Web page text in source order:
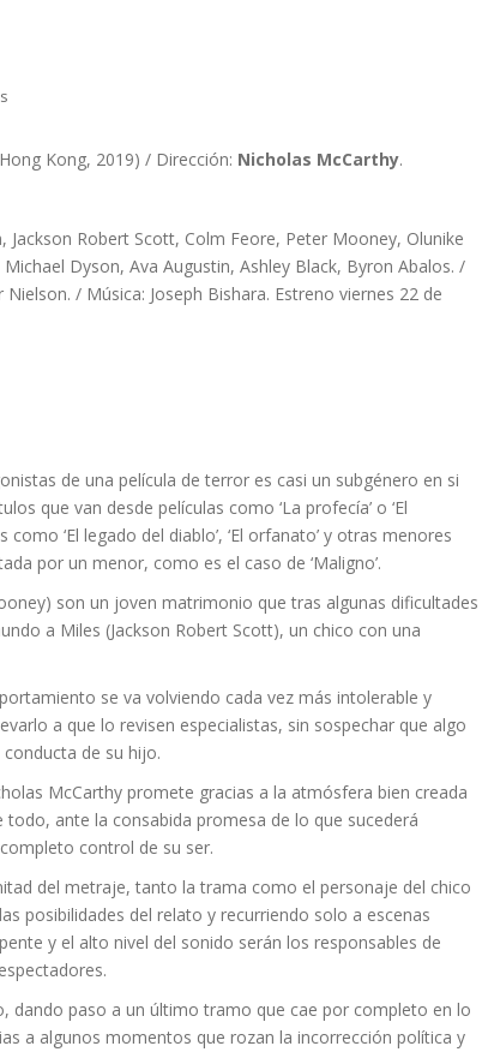
Kong, 2019) / Dirección: Nicholas McCarthy.
Jackson Robert Scott, Colm Feore, Peter Mooney, Olunike
Dyson, Ava Augustin, Ashley Black, Byron Abalos. /
/ Música: Joseph Bishara. Estreno viernes 22 de
de una película de terror es casi un subgénero en si
que van desde películas como ‘La profecía’ o ‘El
‘El legado del diablo’, ‘El orfanato’ y otras menores
por un menor, como es el caso de ‘Maligno’.
son un joven matrimonio que tras algunas dificultades
a Miles (Jackson Robert Scott), un chico con una
se va volviendo cada vez más intolerable y
a que lo revisen especialistas, sin sospechar que algo
de su hijo.
McCarthy promete gracias a la atmósfera bien creada
ante la consabida promesa de lo que sucederá
control de su ser.
del metraje, tanto la trama como el personaje del chico
posibilidades del relato y recurriendo solo a escenas
y el alto nivel del sonido serán los responsables de
dando paso a un último tramo que cae por completo en lo
a algunos momentos que rozan la incorrección política y